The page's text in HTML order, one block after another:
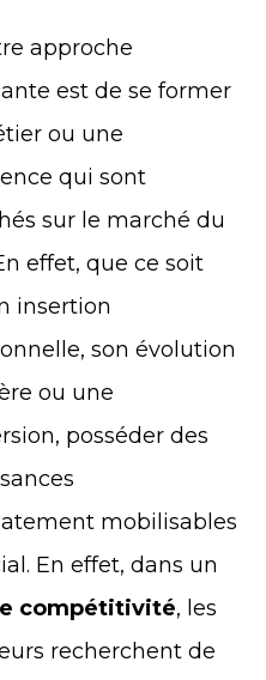
approche
est de se former
ou une
qui sont
sur le marché du
effet, que ce soit
insertion
son évolution
ou une
posséder des
mobilisables
En effet, dans un
compétitivité, les
recherchent de